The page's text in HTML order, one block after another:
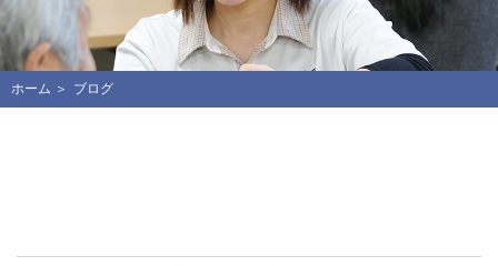
ホーム ブログ